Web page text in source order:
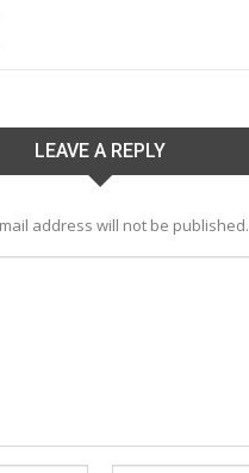
LEAVE A REPLY
address will not be published.